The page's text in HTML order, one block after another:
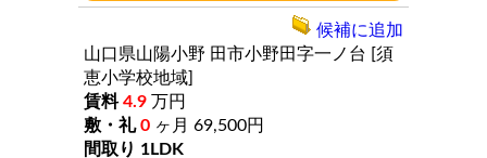
山口県山陽小野 田市小野田字一ノ台 [須
恵小学校地域]
4.9 万円
0 ヶ月 69,500円
1LDK
候補に追加